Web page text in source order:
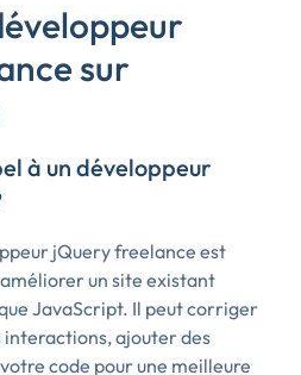
sur
à un développeur
jQuery freelance est
un site existant
JavaScript. Il peut corriger
interactions, ajouter des
code pour une meilleure